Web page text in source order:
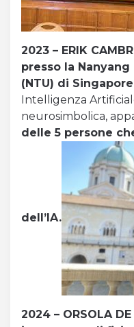
2023 – ERIK
presso la
(NTU) di Singapore
Intelligenza
neurosimbolica,
delle 5 persone
dell’IA.
2024 – ORSOLA DE